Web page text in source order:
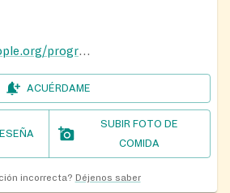
https://wegrowpeople.org/programs/#fdis
ACUÉRDAME
SUBIR FOTO DE
COMIDA
incorrecta? Déjenos saber